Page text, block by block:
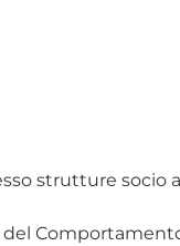
strutture socio